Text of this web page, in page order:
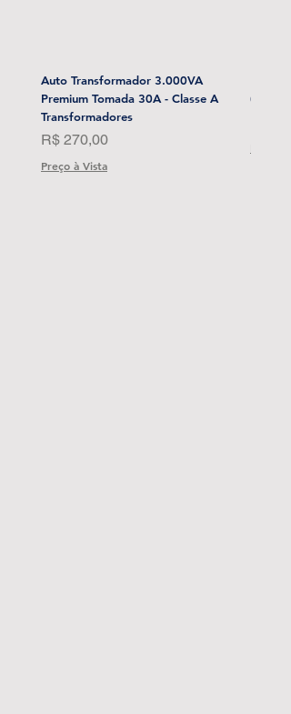
Auto Transformador 3.000VA
Premium Tomada 30A - Classe A
Transformadores
Preço
R$ 270,00
Preço à Vista
(Sem